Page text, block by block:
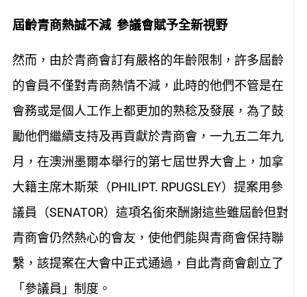
屆齡青商熱誠不減 參議會賦予全新視野
然而，由於青商會訂有嚴格的年齡限制，許多屆齡
的會員不僅對青商熱情不減，此時的他們不管是在
會務或是個人工作上都更加的熟稔及發展，為了鼓
勵他們繼續支持及再貢獻於青商會，一九五二年九
月，在澳洲墨爾本舉行的第七屆世界大會上，加拿
大籍主席木斯萊（PHILIPT. RPUGSLEY）提案用參
議員（SENATOR）這項名銜來酬謝這些雖屆齡但對
青商會仍然熱心的會友，使他們能與青商會保持聯
繫，該提案在大會中正式通過，自此青商會創立了
「參議員」制度。